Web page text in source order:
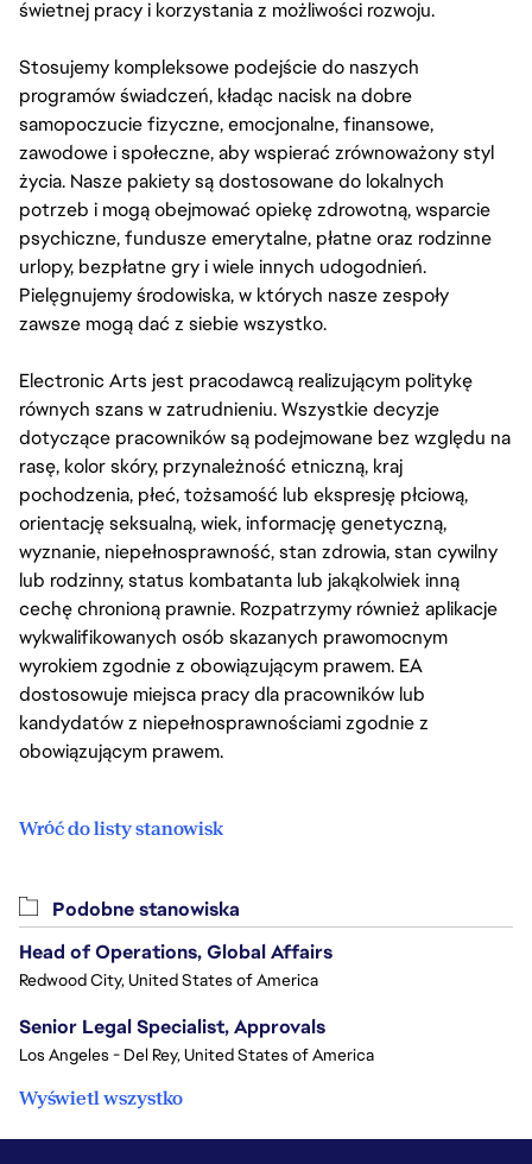
świetnej pracy i korzystania z możliwości rozwoju.
Stosujemy kompleksowe podejście do naszych
programów świadczeń, kładąc nacisk na dobre
samopoczucie fizyczne, emocjonalne, finansowe,
zawodowe i społeczne, aby wspierać zrównoważony styl
życia. Nasze pakiety są dostosowane do lokalnych
potrzeb i mogą obejmować opiekę zdrowotną, wsparcie
psychiczne, fundusze emerytalne, płatne oraz rodzinne
urlopy, bezpłatne gry i wiele innych udogodnień.
Pielęgnujemy środowiska, w których nasze zespoły
zawsze mogą dać z siebie wszystko.
Electronic Arts jest pracodawcą realizującym politykę
równych szans w zatrudnieniu. Wszystkie decyzje
dotyczące pracowników są podejmowane bez względu na
rasę, kolor skóry, przynależność etniczną, kraj
pochodzenia, płeć, tożsamość lub ekspresję płciową,
orientację seksualną, wiek, informację genetyczną,
wyznanie, niepełnosprawność, stan zdrowia, stan cywilny
lub rodzinny, status kombatanta lub jakąkolwiek inną
cechę chronioną prawnie. Rozpatrzymy również aplikacje
wykwalifikowanych osób skazanych prawomocnym
wyrokiem zgodnie z obowiązującym prawem. EA
dostosowuje miejsca pracy dla pracowników lub
kandydatów z niepełnosprawnościami zgodnie z
obowiązującym prawem.
Wróć do listy stanowisk
Podobne stanowiska
Head of Operations, Global Affairs
Redwood City, United States of America
Senior Legal Specialist, Approvals
Los Angeles - Del Rey, United States of America
Wyświetl wszystko